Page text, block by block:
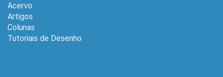
Acervo
Artigos
Colunas
Tutoriais de Desenho